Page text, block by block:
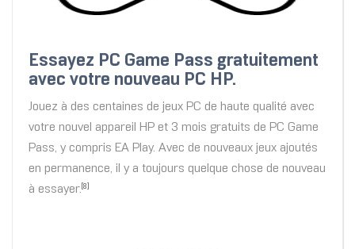
Essayez PC Game Pass gratuitement
avec votre nouveau PC HP.
Jouez à des centaines de jeux PC de haute qualité avec
votre nouvel appareil HP et 3 mois gratuits de PC Game
Pass, y compris EA Play. Avec de nouveaux jeux ajoutés
en permanence, il y a toujours quelque chose de nouveau
à essayer. [8]